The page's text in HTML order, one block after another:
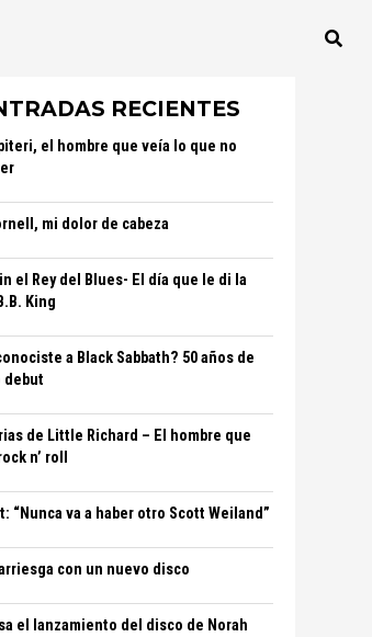
RECIENTES
el hombre que veía lo que no
mi dolor de cabeza
el Rey del Blues- El día que le di la
King
a Black Sabbath? 50 años de
debut
de Little Richard – El hombre que
n’ roll
“Nunca va a haber otro Scott Weiland”
con un nuevo disco
el lanzamiento del disco de Norah